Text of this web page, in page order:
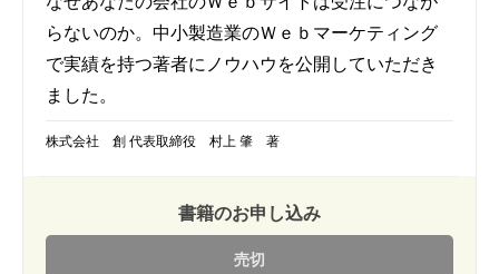
らないのか。中小製造業のＷｅｂマーケティング
で実績を持つ著者にノウハウを公開していただき
ました。
株式会社 創 代表取締役 村上 肇 著
書籍のお申し込み
売切